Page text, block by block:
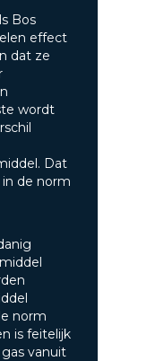
Bos
effect
dat ze
wordt
Dat
de norm
norm
is feitelijk
vanuit